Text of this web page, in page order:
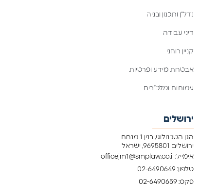
נדל”ן ותכנון ובניה
דיני עבודה
קניין רוחני
אבטחת מידע ופרטיות
עמותות ומלכ”רים
ירושלים
הגן הטכנולוגי, בנין 1 מנחת
ירושלים 9695801, ישראל
אימייל: officejm1@smplaw.co.il
טלפון: 02-6490649
פקס: 02-6490659